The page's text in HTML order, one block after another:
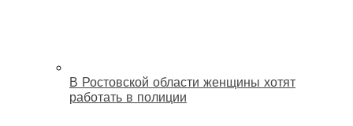
В Ростовской области женщины хотят
работать в полиции